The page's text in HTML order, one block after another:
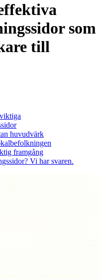
som
till
huvudvärk
framgång
Vi har svaren.